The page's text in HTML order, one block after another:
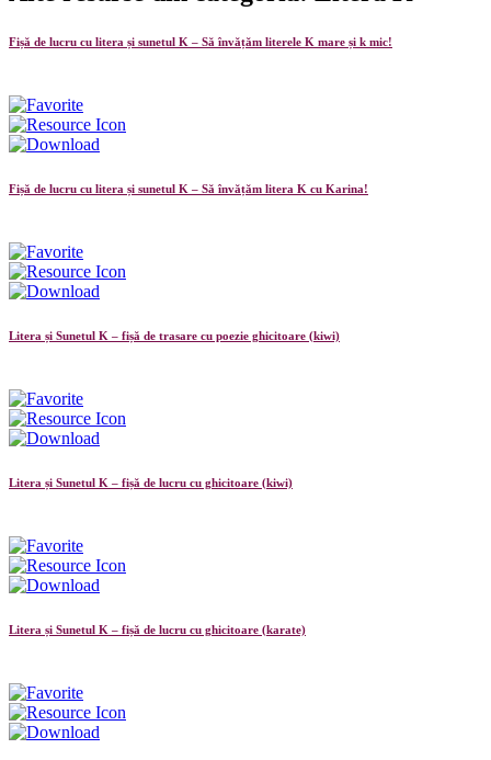
Fișă de lucru cu litera și sunetul K – Să învățăm literele K mare și k mic!
Fișă de lucru cu litera și sunetul K – Să învățăm litera K cu Karina!
Litera și Sunetul K – fișă de trasare cu poezie ghicitoare (kiwi)
Litera și Sunetul K – fișă de lucru cu ghicitoare (kiwi)
Litera și Sunetul K – fișă de lucru cu ghicitoare (karate)